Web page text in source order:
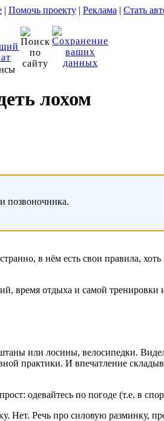
| Помочь проекту | Реклама | Стать
лохом
позвоночника.
в нём есть свои правила,
время отдыха и самой тренировки
или лосины, велосипедки.
практики. И впечатление
одевайтесь по погоде (т.е. в
Нет. Речь про силовую разминку,